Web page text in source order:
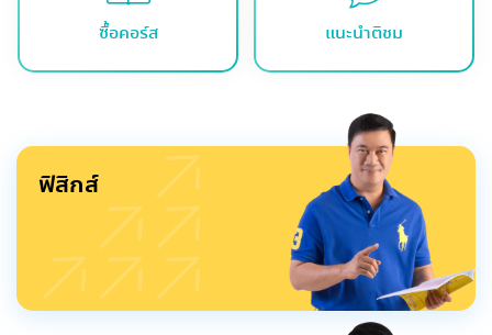
ซื้อคอร์ส แนะนำติชม
ฟิสิกส์